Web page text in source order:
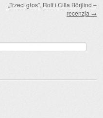
„Trzeci głos”, Rolf i Cilla Börjlind –
recenzja →